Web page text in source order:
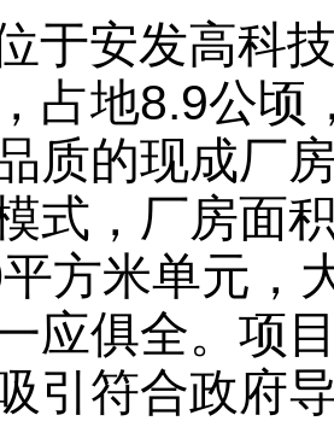
于安发高科
占地8.9公顷
质的现成厂
式，厂房面
方米单元，
应俱全。项
引符合政府